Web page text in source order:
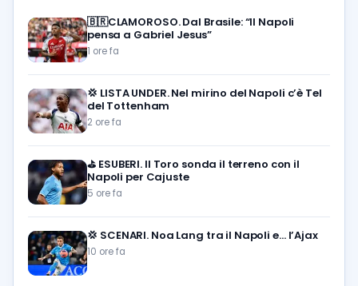
🇧🇷CLAMOROSO. Dal Brasile: “Il Napoli
pensa a Gabriel Jesus”
1 ore fa
💢 LISTA UNDER. Nel mirino del Napoli c’è Tel
del Tottenham
2 ore fa
⛳ ESUBERI. Il Toro sonda il terreno con il
Napoli per Cajuste
5 ore fa
💢 SCENARI. Noa Lang tra il Napoli e… l’Ajax
10 ore fa